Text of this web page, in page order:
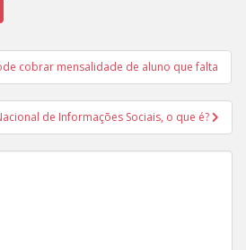
cobrar mensalidade de aluno que falta
de Informações Sociais, o que é?